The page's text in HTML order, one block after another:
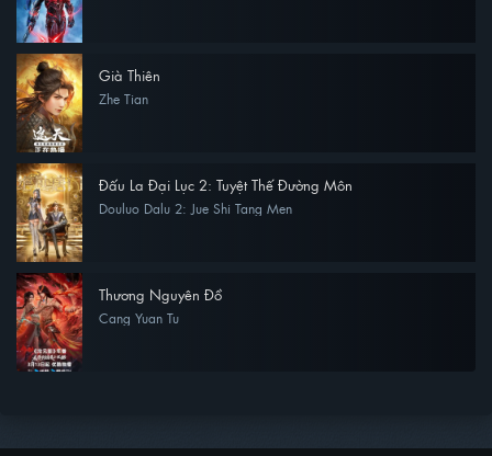
Già Thiên
Zhe Tian
Đấu La Đại Lục 2: Tuyệt Thế Đường Môn
Douluo Dalu 2: Jue Shi Tang Men
Thương Nguyên Đồ
Cang Yuan Tu